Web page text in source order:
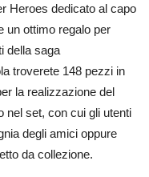
Heroes dedicato al capo
un ottimo regalo per
della saga
troverete 148 pezzi in
la realizzazione del
nel set, con cui gli utenti
degli amici oppure
da collezione.